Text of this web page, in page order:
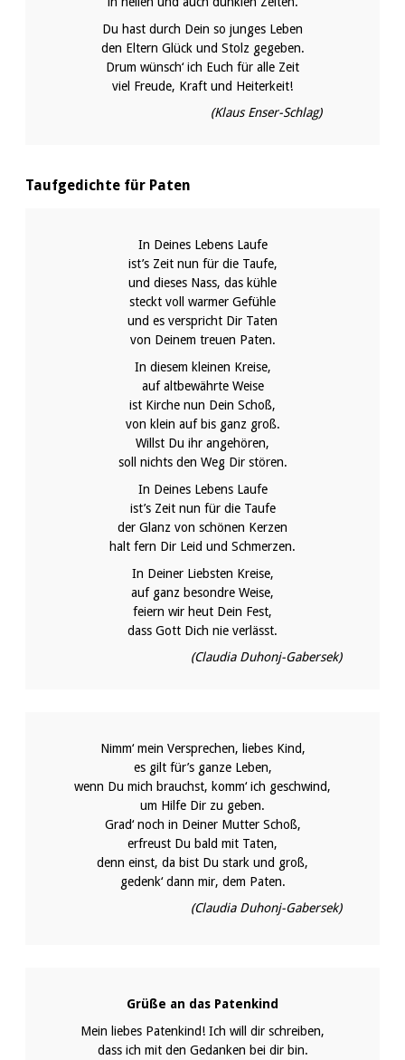
Du hast durch Dein so junges Leben
den Eltern Glück und Stolz gegeben.
Drum wünsch‘ ich Euch für alle Zeit
viel Freude, Kraft und Heiterkeit!
(Klaus Enser-Schlag)
Taufgedichte für Paten
In Deines Lebens Laufe
ist’s Zeit nun für die Taufe,
und dieses Nass, das kühle
steckt voll warmer Gefühle
und es verspricht Dir Taten
von Deinem treuen Paten.
In diesem kleinen Kreise,
auf altbewährte Weise
ist Kirche nun Dein Schoß,
von klein auf bis ganz groß.
Willst Du ihr angehören,
soll nichts den Weg Dir stören.
In Deines Lebens Laufe
ist’s Zeit nun für die Taufe
der Glanz von schönen Kerzen
halt fern Dir Leid und Schmerzen.
In Deiner Liebsten Kreise,
auf ganz besondre Weise,
feiern wir heut Dein Fest,
dass Gott Dich nie verlässt.
(Claudia Duhonj-Gabersek)
Nimm‘ mein Versprechen, liebes Kind,
es gilt für’s ganze Leben,
wenn Du mich brauchst, komm‘ ich geschwind,
um Hilfe Dir zu geben.
Grad‘ noch in Deiner Mutter Schoß,
erfreust Du bald mit Taten,
denn einst, da bist Du stark und groß,
gedenk‘ dann mir, dem Paten.
(Claudia Duhonj-Gabersek)
Grüße an das Patenkind
Mein liebes Patenkind! Ich will dir schreiben,
dass ich mit den Gedanken bei dir bin.